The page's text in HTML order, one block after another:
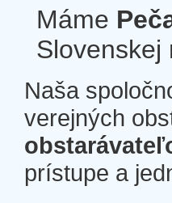
Máme
Slovenskej
Naša
verejných
prístupe a